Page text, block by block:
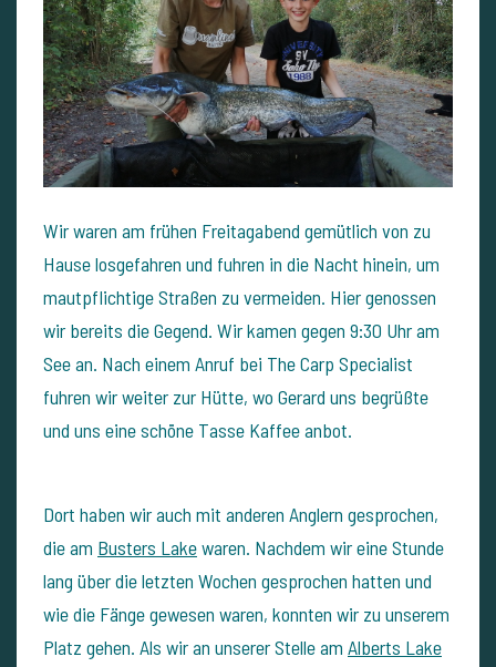
Wir waren am frühen Freitagabend gemütlich von zu
Hause losgefahren und fuhren in die Nacht hinein, um
mautpflichtige Straßen zu vermeiden. Hier genossen
wir bereits die Gegend. Wir kamen gegen 9:30 Uhr am
See an. Nach einem Anruf bei The Carp Specialist
fuhren wir weiter zur Hütte, wo Gerard uns begrüßte
und uns eine schöne Tasse Kaffee anbot.
Dort haben wir auch mit anderen Anglern gesprochen,
die am Busters Lakewaren. Nachdem wir eine Stunde
lang über die letzten Wochen gesprochen hatten und
wie die Fänge gewesen waren, konnten wir zu unserem
Platz gehen. Als wir an unserer Stelle am Alberts Lake